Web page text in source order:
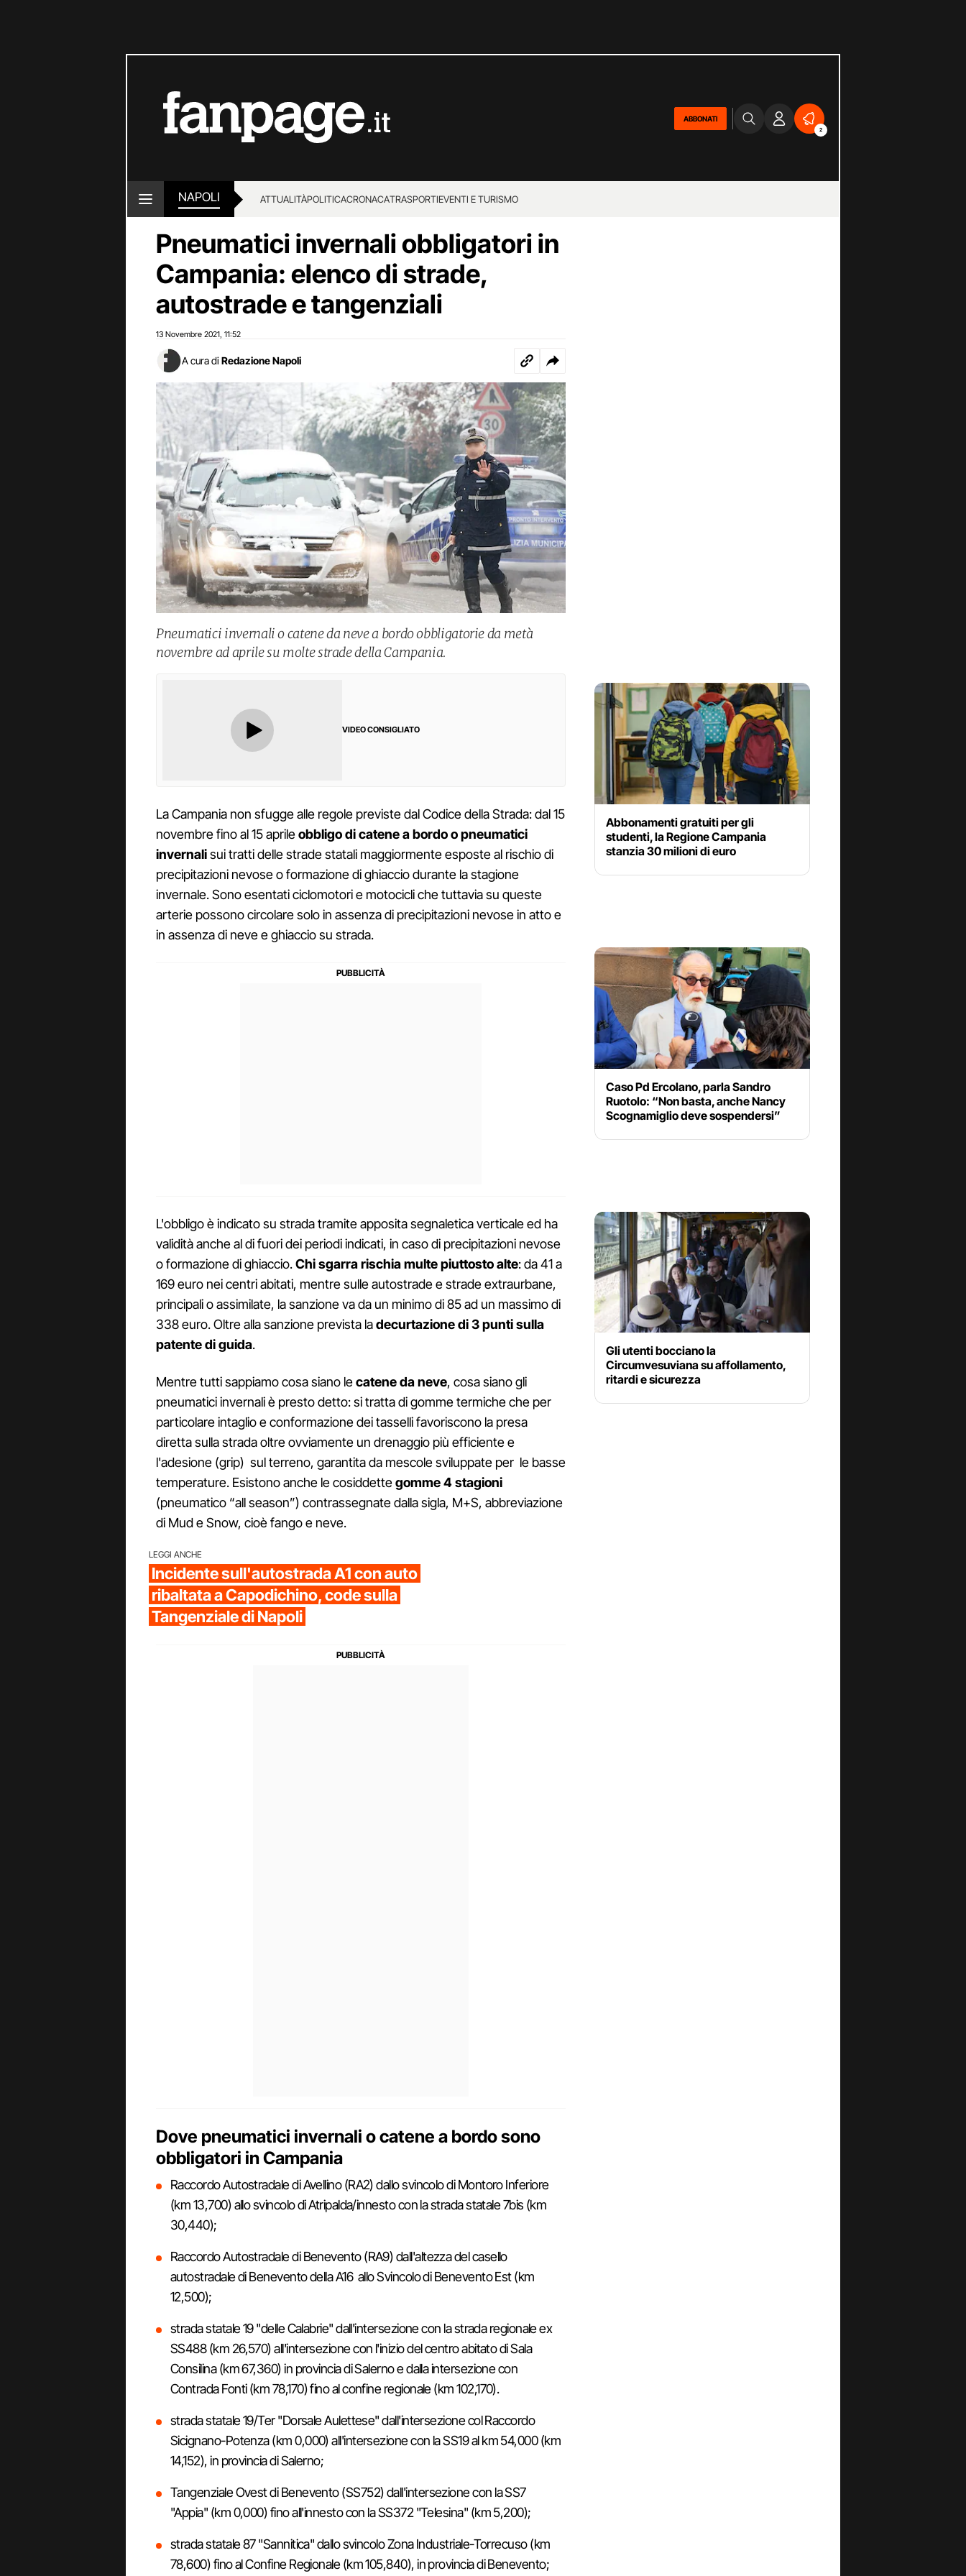
ABBONATI
2
NAPOLI ATTUALITÀPOLITICACRONACATRASPORTIEVENTI E TURISMO
Pneumatici invernali obbligatori in
Campania: elenco di strade,
autostrade e tangenziali
13 Novembre 2021 11:52
A cura di Redazione Napoli
Pneumatici invernali o catene da neve a bordo obbligatorie da metà
novembre ad aprile su molte strade della Campania.
VIDEO CONSIGLIATO
La Campania non sfugge alle regole previste dal Codice della Strada: dal 15
novembre fino al 15 aprileobbligo di catene a bordo o pneumatici
invernalisui tratti delle strade statali maggiormente esposte al rischio di
precipitazioni nevose o formazione di ghiaccio durante la stagione
invernale. Sono esentati ciclomotori e motocicli che tuttavia su queste
arterie possono circolare solo in assenza di precipitazioni nevose in atto e
in assenza di neve e ghiaccio su strada.
L'obbligo è indicato su strada tramite apposita segnaletica verticale ed ha
validità anche al di fuori dei periodi indicati, in caso di precipitazioni nevose
o formazione di ghiaccio.Chi sgarra rischia multe piuttosto alte: da 41 a
169 euro nei centri abitati, mentre sulle autostrade e strade extraurbane,
principali o assimilate, la sanzione va da un minimo di 85 ad un massimo di
338 euro. Oltre alla sanzione prevista ladecurtazione di 3 punti sulla
patente di guida.
Mentre tutti sappiamo cosa siano lecatene da neve, cosa siano gli
pneumatici invernali è presto detto: si tratta di gomme termiche che per
particolare intaglio e conformazione dei tasselli favoriscono la presa
diretta sulla strada oltre ovviamente un drenaggio più efficiente e
l'adesione (grip) sul terreno, garantita da mescole sviluppate per le basse
temperature. Esistono anche le cosiddettegomme 4 stagioni
(pneumatico “all season”) contrassegnate dalla sigla, M+S, abbreviazione
di Mud e Snow, cioè fango e neve.
LEGGI ANCHE
Incidente sull'autostrada A1 con auto
ribaltata a Capodichino, code sulla
Tangenziale di Napoli
Dove pneumatici invernali o catene a bordo sono
obbligatori in Campania
Raccordo Autostradale di Avellino (RA2) dallo svincolo di Montoro Inferiore
(km 13,700) allo svincolo di Atripalda/innesto con la strada statale 7bis (km
30,440);
Raccordo Autostradale di Benevento (RA9) dall'altezza del casello
autostradale di Benevento della A16 allo Svincolo di Benevento Est (km
12,500);
strada statale 19 "delle Calabrie" dall'intersezione con la strada regionale ex
SS488 (km 26,570) all'intersezione con l'inizio del centro abitato di Sala
Consilina (km 67,360) in provincia di Salerno e dalla intersezione con
Contrada Fonti (km 78,170) fino al confine regionale (km 102,170).
strada statale 19/Ter "Dorsale Aulettese" dall'intersezione col Raccordo
Sicignano-Potenza (km 0,000) all'intersezione con la SS19 al km 54,000 (km
14,152), in provincia di Salerno;
Tangenziale Ovest di Benevento (SS752) dall'intersezione con la SS7
"Appia" (km 0,000) fino all'innesto con la SS372 "Telesina" (km 5,200);
strada statale 87 "Sannitica" dallo svincolo Zona Industriale-Torrecuso (km
78,600) fino al Confine Regionale (km 105,840), in provincia di Benevento;
Abbonamenti gratuiti per gli
studenti, la Regione Campania
stanzia 30 milioni di euro
Caso Pd Ercolano, parla Sandro
Ruotolo: “Non basta, anche Nancy
Scognamiglio deve sospendersi”
Gli utenti bocciano la
Circumvesuviana su affollamento,
ritardi e sicurezza